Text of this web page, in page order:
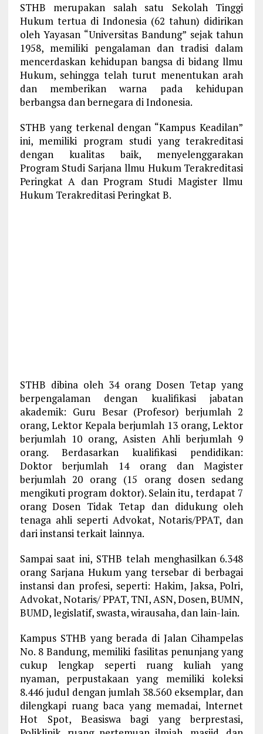
STHB merupakan salah satu Sekolah Tinggi
Hukum tertua di Indonesia (62 tahun) didirikan
oleh Yayasan “Universitas Bandung” sejak tahun
1958, memiliki pengalaman dan tradisi dalam
mencerdaskan kehidupan bangsa di bidang llmu
Hukum, sehingga telah turut menentukan arah
dan memberikan warna pada kehidupan
berbangsa dan bernegara di Indonesia.
STHB yang terkenal dengan “Kampus Keadilan”
ini, memiliki program studi yang terakreditasi
dengan kualitas baik, menyelenggarakan
Program Studi Sarjana llmu Hukum Terakreditasi
Peringkat A dan Program Studi Magister llmu
Hukum Terakreditasi Peringkat B.
STHB dibina oleh 34 orang Dosen Tetap yang
berpengalaman dengan kualifikasi jabatan
akademik: Guru Besar (Profesor) berjumlah 2
orang, Lektor Kepala berjumlah 13 orang, Lektor
berjumlah 10 orang, Asisten Ahli berjumlah 9
orang. Berdasarkan kualifikasi pendidikan:
Doktor berjumlah 14 orang dan Magister
berjumlah 20 orang (15 orang dosen sedang
mengikuti program doktor). Selain itu, terdapat 7
orang Dosen Tidak Tetap dan didukung oleh
tenaga ahli seperti Advokat, Notaris/PPAT, dan
dari instansi terkait lainnya.
Sampai saat ini, STHB telah menghasilkan 6.348
orang Sarjana Hukum yang tersebar di berbagai
instansi dan profesi, seperti: Hakim, Jaksa, Polri,
Advokat, Notaris/ PPAT, TNI, ASN, Dosen, BUMN,
BUMD, legislatif, swasta, wirausaha, dan lain-lain.
Kampus STHB yang berada di Jalan Cihampelas
No. 8 Bandung, memiliki fasilitas penunjang yang
cukup lengkap seperti ruang kuliah yang
nyaman, perpustakaan yang memiliki koleksi
8.446 judul dengan jumlah 38.560 eksemplar, dan
dilengkapi ruang baca yang memadai, lnternet
Hot Spot, Beasiswa bagi yang berprestasi,